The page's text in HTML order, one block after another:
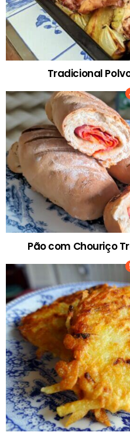
Tradicional
Pão com Chouriço